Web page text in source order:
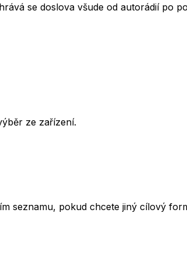
se doslova všude od autorádií po
ze zařízení.
seznamu, pokud chcete jiný cílový